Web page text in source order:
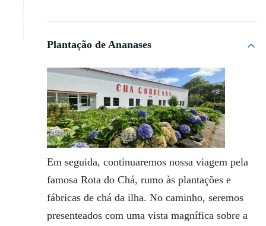
Plantação de Ananases
Em seguida, continuaremos nossa viagem pela
famosa Rota do Chá, rumo às plantações e
fábricas de chá da ilha. No caminho, seremos
presenteados com uma vista magnífica sobre a